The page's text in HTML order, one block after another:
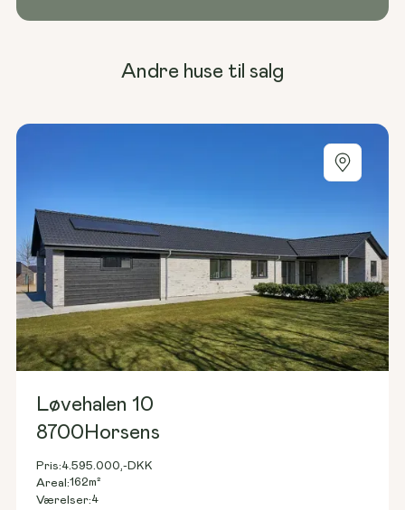
Andre huse til salg
Løvehalen 10
8700 Horsens
Pris:4.595.000,- DKK
Areal:162m²
Værelser:4